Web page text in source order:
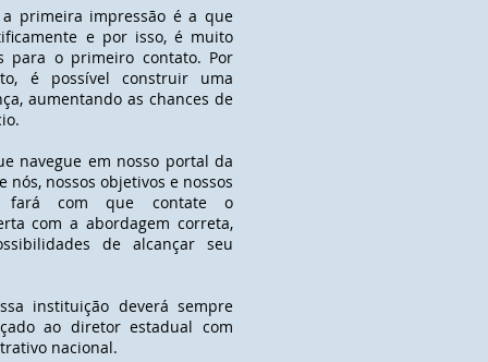
primeira impressão é a que
e por isso, é muito
para o primeiro contato. Por
é possível construir uma
aumentando as chances de
navegue em nosso portal da
nossos objetivos e nossos
fará com que contate o
com a abordagem correta,
de alcançar seu
instituição deverá sempre
ao diretor estadual com
nacional.